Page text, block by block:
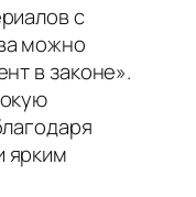
с
можно
в законе».
ярким